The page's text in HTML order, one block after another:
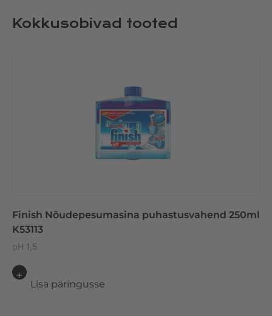
Kokkusobivad tooted
Finish Nõudepesumasina puhastusvahend 250ml
K53113
pH 1,5
Lisa päringusse